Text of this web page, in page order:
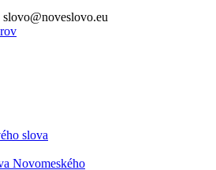
slova
Novomeského